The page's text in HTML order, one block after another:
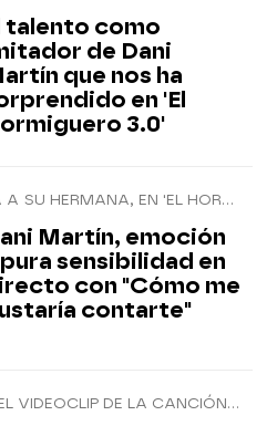
talento como
de Dani
que nos ha
en 'El
3.0'
LA CANCIÓN DEDICADA A SU HERMANA, EN 'EL HORMIGUERO 3.0'
Martín, emoción
sensibilidad en
con "Cómo me
contarte"
EL ARTISTA PRESENTA EL VIDEOCLIP DE LA CANCIÓN DEDICADA A SU HERMANA